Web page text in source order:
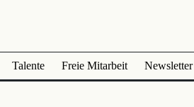
Talente Freie Mitarbeit Newsletter